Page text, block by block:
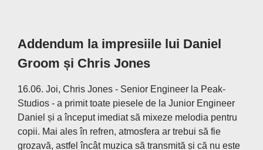
Addendum la impresiile lui Daniel
Groom și Chris Jones
16.06. Joi, Chris Jones - Senior Engineer la Peak-
Studios - a primit toate piesele de la Junior Engineer
Daniel și a început imediat să mixeze melodia pentru
copii. Mai ales în refren, atmosfera ar trebui să fie
grozavă, astfel încât muzica să transmită și că nu este